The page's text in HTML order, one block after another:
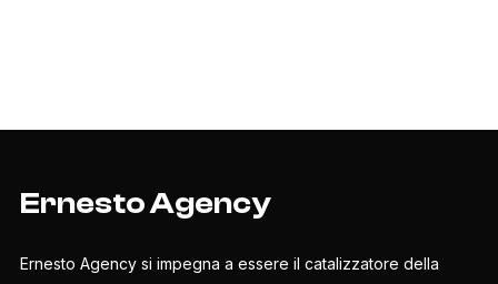
Ernesto Agency
Ernesto Agency si impegna a essere il catalizzatore della